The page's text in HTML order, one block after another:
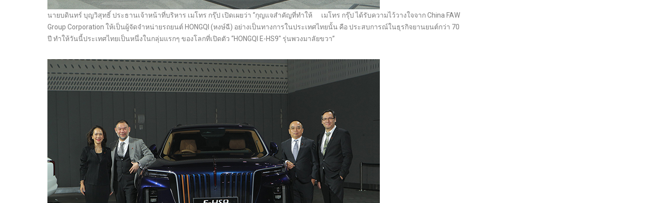
นายบดินทร์ บุญวิสุทธิ์ ประธานเจ้าหน้าที่บริหาร เมโทร กรุ๊ป เปิดเผยว่า “กุญแจสำคัญที่ทำให้ เมโทร กรุ๊ป ได้รับความไว้วางใจจาก China FAW
Group Corporation ให้เป็นผู้จัดจำหน่ายรถยนต์ HONGQI (หงษ์ฉี) อย่างเป็นทางการในประเทศไทยนั้น คือ ประสบการณ์ในธุรกิจยานยนต์กว่า 70
ปี ทำให้วันนี้ประเทศไทยเป็นหนึ่งในกลุ่มแรกๆ ของโลกที่เปิดตัว “HONGQI E-HS9″ รุ่นพวงมาลัยขวา”